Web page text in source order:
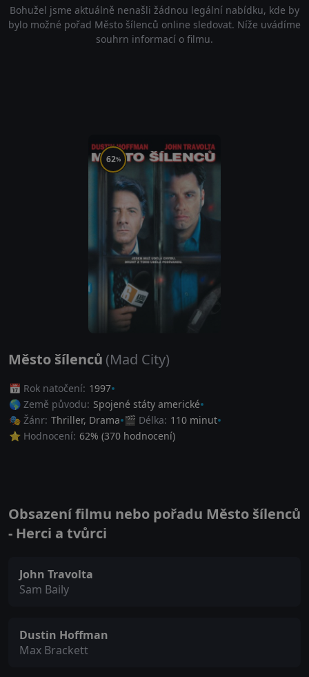
Bohužel jsme aktuálně nenašli žádnou legální nabídku, kde by
bylo možné pořad Město šílenců online sledovat. Níže uvádíme
souhrn informací o filmu.
62%
Město šílenců (Mad City)
📅 Rok natočení: 1997
🌎 Země původu: Spojené státy americké
🎭 Žánr: Thriller, Drama 🎬 Délka: 110 minut
⭐ Hodnocení: 62% (370 hodnocení)
Obsazení filmu nebo pořadu Město šílenců
- Herci a tvůrci
John Travolta
Sam Baily
Dustin Hoffman
Max Brackett